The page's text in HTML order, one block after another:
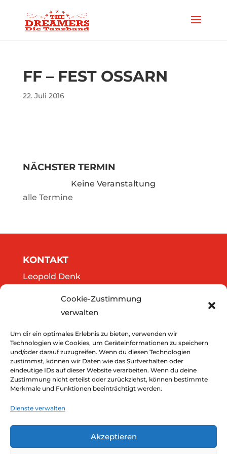
Cookie-Zustimmung
verwalten
Um dir ein optimales Erlebnis zu bieten, verwenden wir
Technologien wie Cookies, um Geräteinformationen zu speichern
und/oder darauf zuzugreifen. Wenn du diesen Technologien
zustimmst, können wir Daten wie das Surfverhalten oder
eindeutige IDs auf dieser Website verarbeiten. Wenn du deine
Zustimmung nicht erteilst oder zurückziehst, können bestimmte
Merkmale und Funktionen beeinträchtigt werden.
Dienste verwalten
Akzeptieren
FF – FEST OSSARN
22. Juli 2016
NÄCHSTER TERMIN
Keine Veranstaltung
alle Termine
KONTAKT
Leopold Denk
A-3500 Krems
Tel.: 0664/2020141
office@thedreamers.at
Downloads
Impressum